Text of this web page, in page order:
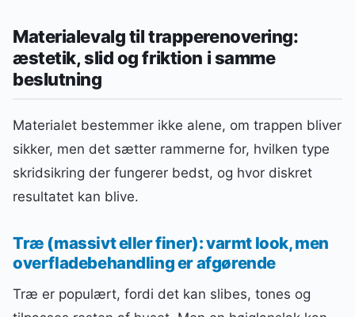
Materialevalg til trapperenovering:
æstetik, slid og friktion i samme
beslutning
Materialet bestemmer ikke alene, om trappen bliver
sikker, men det sætter rammerne for, hvilken type
skridsikring der fungerer bedst, og hvor diskret
resultatet kan blive.
Træ (massivt eller finer): varmt look, men
overfladebehandling er afgørende
Træ er populært, fordi det kan slibes, tones og